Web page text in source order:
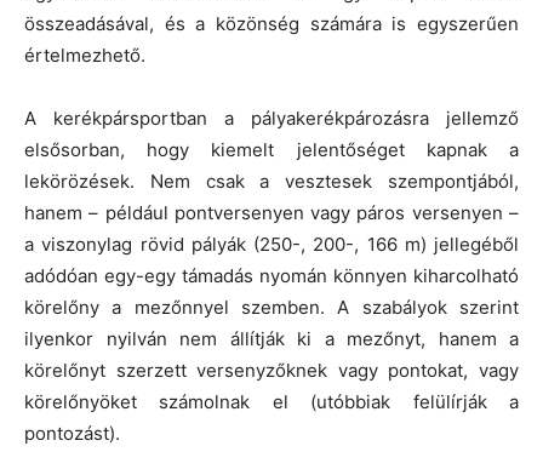
összeadásával, és a közönség számára is egyszerűen
értelmezhető.
A kerékpársportban a pályakerékpározásra jellemző
elsősorban, hogy kiemelt jelentőséget kapnak a
lekörözések. Nem csak a vesztesek szempontjából,
hanem – például pontversenyen vagy páros versenyen –
a viszonylag rövid pályák (250-, 200-, 166 m) jellegéből
adódóan egy-egy támadás nyomán könnyen kiharcolható
körelőny a mezőnnyel szemben. A szabályok szerint
ilyenkor nyilván nem állítják ki a mezőnyt, hanem a
körelőnyt szerzett versenyzőknek vagy pontokat, vagy
körelőnyöket számolnak el (utóbbiak felülírják a
pontozást).